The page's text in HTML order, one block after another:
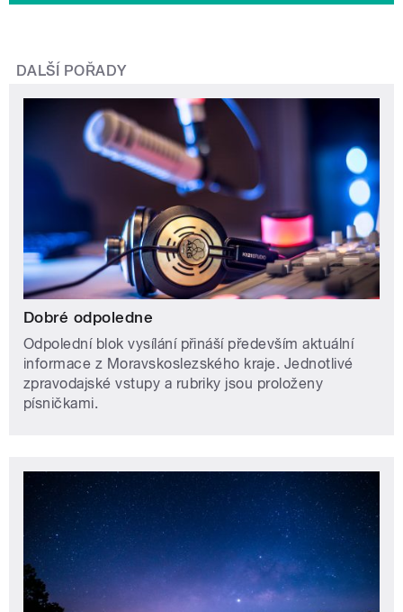
DALŠÍ POŘADY
Dobré odpoledne
Odpolední blok vysílání přináší především aktuální
informace z Moravskoslezského kraje. Jednotlivé
zpravodajské vstupy a rubriky jsou proloženy
písničkami.